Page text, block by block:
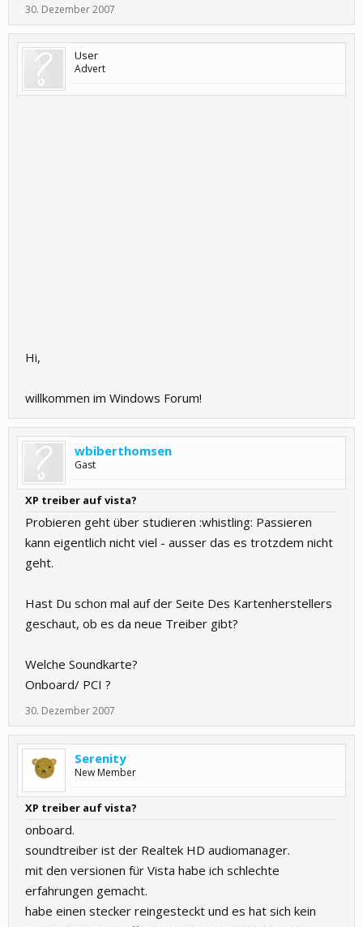
30. Dezember 2007
User
Advert
Hi,
willkommen im Windows Forum!
wbiberthomsen
Gast
XP treiber auf vista?
Probieren geht über studieren :whistling: Passieren
kann eigentlich nicht viel - ausser das es trotzdem nicht
geht.
Hast Du schon mal auf der Seite Des Kartenherstellers
geschaut, ob es da neue Treiber gibt?
Welche Soundkarte?
Onboard/ PCI ?
30. Dezember 2007
Serenity
New Member
XP treiber auf vista?
onboard.
soundtreiber ist der Realtek HD audiomanager.
mit den versionen für Vista habe ich schlechte
erfahrungen gemacht.
habe einen stecker reingesteckt und es hat sich kein